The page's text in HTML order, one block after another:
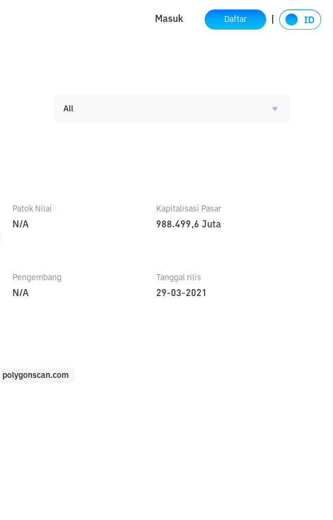
Masuk Daftar
All
Patok Nilai
N/A
Kapitalisasi Pasar
988.499,6 Juta
Pengembang
N/A
Tanggal rilis
29-03-2021
polygonscan.com